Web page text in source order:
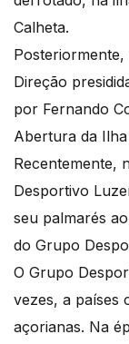
Calheta.
Direção
por Fernando
Abertura da
Recentemente,
Desportivo
seu palmarés
do Grupo
O Grupo
vezes, a países
açorianas. Na